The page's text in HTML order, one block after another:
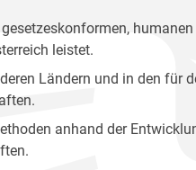
leistet.
Ländern und in den für
anhand der